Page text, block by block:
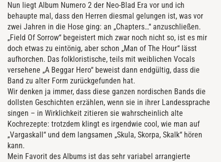
Nun liegt Album Numero 2 der Neo-Blad Era vor und ich
behaupte mal, dass den Herren diesmal gelungen ist, was vor
zwei Jahren in die Hose ging: an „Chapters…“ anzuschließen.
„Field Of Sorrow“ begeistert mich zwar noch nicht so, ist es mir
doch etwas zu eintönig, aber schon „Man of The Hour“ lässt
aufhorchen. Das folkloristische, teils mit weiblichen Vocals
versehene „A Beggar Hero“ beweist dann endgültig, dass die
Band zu alter Form zurückgefunden hat.
Wir denken ja immer, dass diese ganzen nordischen Bands die
dollsten Geschichten erzählen, wenn sie in ihrer Landessprache
singen – in Wirklichkeit zitieren sie wahrscheinlich alte
Kochrezepte: trotzdem klingt es irgendwie cool, wie man auf
„Vargaskall“ und dem langsamen „Skula, Skorpa, Skalk“ hören
kann.
Mein Favorit des Albums ist das sehr variabel arrangierte